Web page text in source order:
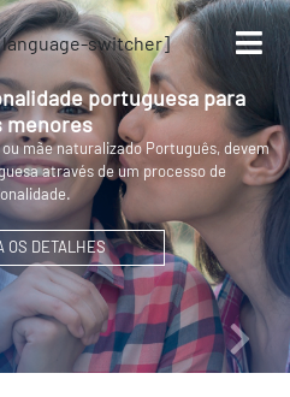
switcher]
portuguesa para
menores
mãe naturalizado Português, devem
através de um processo de
OS DETALHES